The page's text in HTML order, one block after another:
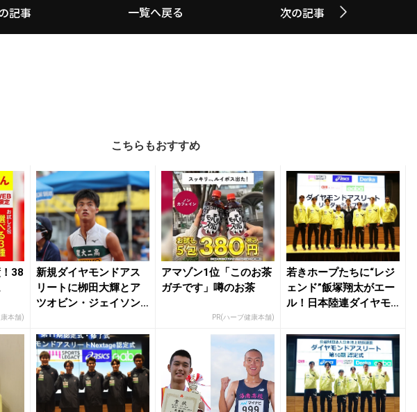
記事 一覧へ戻る 次の記事
こちらもおすすめ
38
本舗)
新規ダイヤモンドアス
リートに栁田大輝とア
ツオビン・ジェイソン |
アマゾン1位「このお茶
ガチです」噂のお茶
PR(ハーブ健康本舗)
若きホープたちに“レジ
ェンド”飯塚翔太がエー
ル！日本陸連ダイヤモ